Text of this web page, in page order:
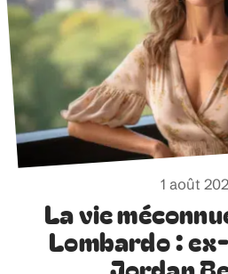
1 août
La vie
Lombardo :